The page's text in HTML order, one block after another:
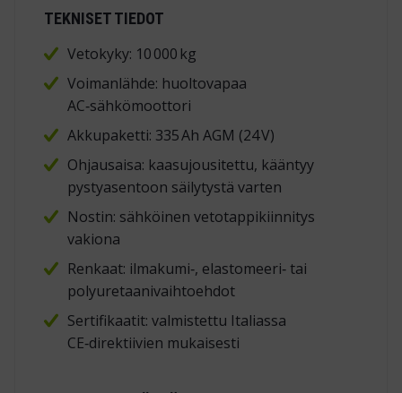
TEKNISET TIEDOT
Vetokyky: 10 000 kg
Voimanlähde: huoltovapaa
AC‑sähkömoottori
Akkupaketti: 335 Ah AGM (24 V)
Ohjausaisa: kaasujousitettu, kääntyy
pystyasentoon säilytystä varten
Nostin: sähköinen vetotappikiinnitys
vakiona
Renkaat: ilmakumi‑, elastomeeri‑ tai
polyuretaanivaihtoehdot
Sertifikaatit: valmistettu Italiassa
CE‑direktiivien mukaisesti